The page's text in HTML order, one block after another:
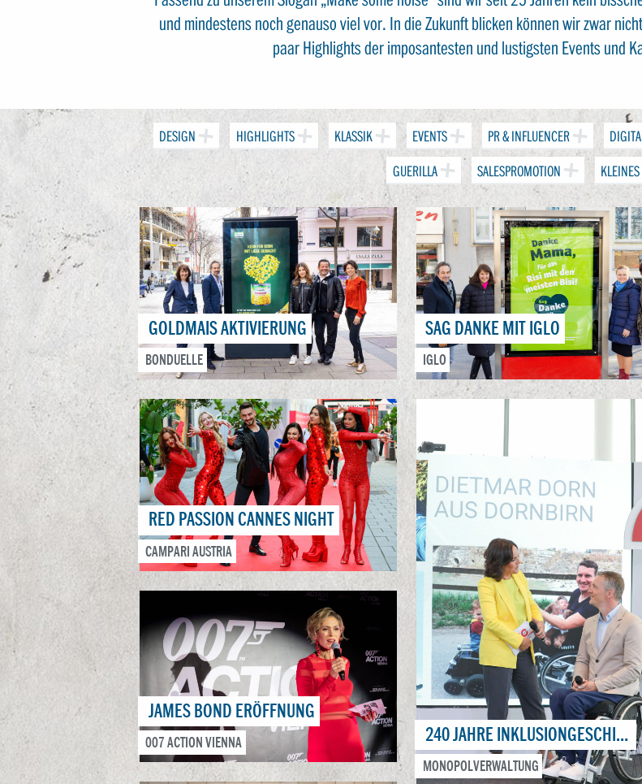
und mindestens noch genauso viel vor. In die Zukunft blicken können wir zwar
paar Highlights der imposantesten und lustigsten Events und
DESIGN HIGHLIGHTS KLASSIK EVENTS PR & INFLUENCER
GUERILLA SALESPROMOTION
GOLDMAIS AKTIVIERUNG
BONDUELLE
RED PASSION CANNES NIGHT
CAMPARI AUSTRIA
JAMES BOND ERÖFFNUNG
007 ACTION VIENNA
SAG DANKE MIT IGLO
IGLO
240 JAHRE INKLUSIONGESCHICHTE
MONOPOLVERWALTUNG